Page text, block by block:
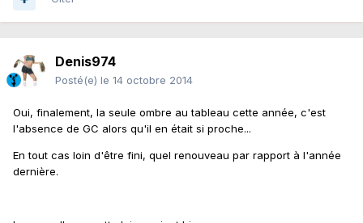
Denis974
Posté(e) le 14 octobre 2014
Oui, finalement, la seule ombre au tableau cette année, c'est
l'absence de GC alors qu'il en était si proche...
En tout cas loin d'être fini, quel renouveau par rapport à l'année
dernière.